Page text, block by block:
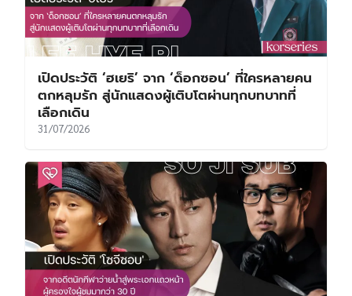
เปิดประวัติ ‘ฮเยริ’ จาก ‘ด็อกซอน’ ที่ใครหลายคน
ตกหลุมรัก สู่นักแสดงผู้เติบโตผ่านทุกบทบาทที่
เลือกเดิน
31/07/2026